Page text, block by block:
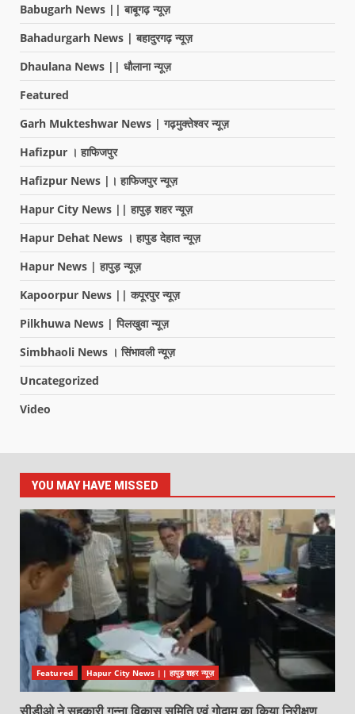
Babugarh News || बाबूगढ़ न्यूज़
Bahadurgarh News | बहादुरगढ़ न्यूज़
Dhaulana News || धौलाना न्यूज़
Featured
Garh Mukteshwar News | गढ़मुक्तेश्वर न्यूज़
Hafizpur । हाफिजपुर
Hafizpur News |। हाफिजपुर न्यूज़
Hapur City News || हापुड़ शहर न्यूज़
Hapur Dehat News । हापुड देहात न्यूज़
Hapur News | हापुड़ न्यूज़
Kapoorpur News || कपूरपुर न्यूज़
Pilkhuwa News | पिलखुवा न्यूज़
Simbhaoli News । सिंभावली न्यूज़
Uncategorized
Video
YOU MAY HAVE MISSED
Featured Hapur City News || हापुड़ शहर न्यूज़